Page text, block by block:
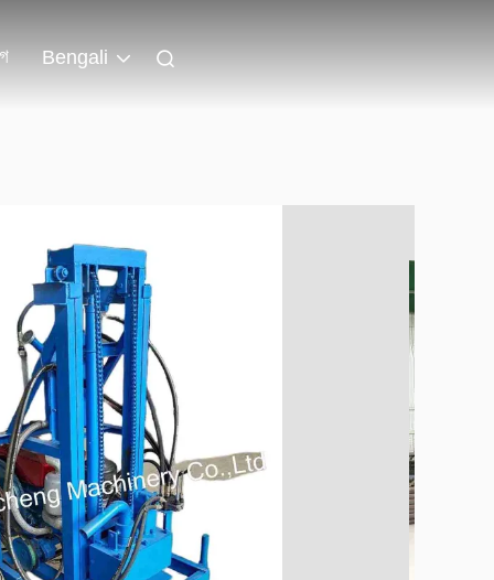
Bengali